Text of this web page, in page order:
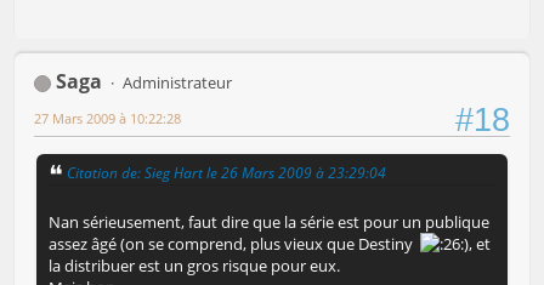
Saga Administrateur
#18
27 Mars 2009 à 10:22:28
Citation de: Sieg Hart le 26 Mars 2009 à 23:29:04
Nan sérieusement, faut dire que la série est pour un publique
assez âgé (on se comprend, plus vieux que Destiny
), et
la distribuer est un gros risque pour eux.